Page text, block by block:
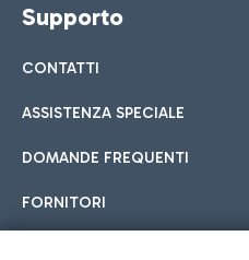
Supporto
CONTATTI
ASSISTENZA SPECIALE
DOMANDE FREQUENTI
FORNITORI